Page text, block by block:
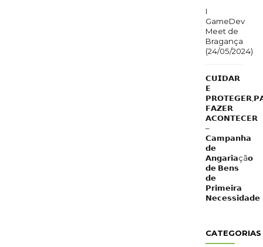
I
GameDev
Meet de
Bragança
(24/05/2024)
𝗖𝗨𝗜𝗗𝗔𝗥
𝗘
𝗙𝗔𝗭𝗘𝗥
𝗔𝗖𝗢𝗡𝗧𝗘𝗖𝗘𝗥
–
𝗖𝗮𝗺𝗽𝗮𝗻𝗵𝗮
𝗱𝗲
𝗔𝗻𝗴𝗮𝗿𝗶𝗮çã𝗼
𝗱𝗲 𝗕𝗲𝗻𝘀
𝗱𝗲
𝗣𝗿𝗶𝗺𝗲𝗶𝗿𝗮
𝗡𝗲𝗰𝗲𝘀𝘀𝗶𝗱𝗮𝗱𝗲
CATEGORIAS